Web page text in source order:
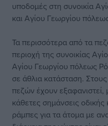
υποδομές στη συνοικία
και Αγίου Γεωργίου
Τα περισσότερα από τα
περιοχή της συνοικίας
Αγίου Γεωργίου πόλεως
σε άθλια κατάσταση.
πεζών έχουν εξαφανιστεί,
κάθετες σημάνσεις
ράμπες για τα άτομα με